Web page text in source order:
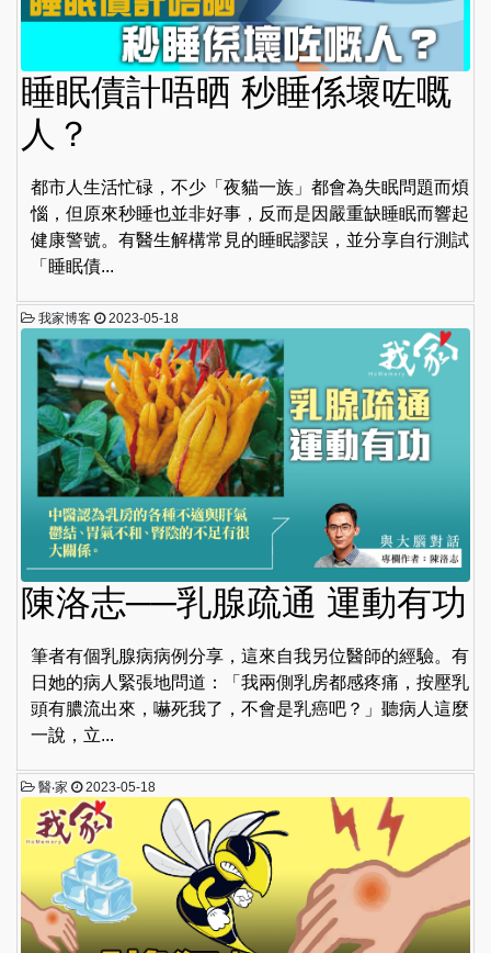
睡眠債計唔晒 秒睡係壞咗嘅
人？
都市人生活忙碌，不少「夜貓一族」都會為失眠問題而煩
惱，但原來秒睡也並非好事，反而是因嚴重缺睡眠而響起
健康警號。有醫生解構常見的睡眠謬誤，並分享自行測試
「睡眠債...
我家博客 2023-05-18
陳洛志──乳腺疏通 運動有功
筆者有個乳腺病病例分享，這來自我另位醫師的經驗。有
日她的病人緊張地問道：「我兩側乳房都感疼痛，按壓乳
頭有膿流出來，嚇死我了，不會是乳癌吧？」聽病人這麼
一說，立...
醫‧家 2023-05-18